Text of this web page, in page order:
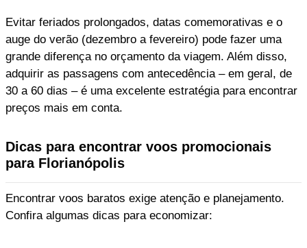
Evitar feriados prolongados, datas comemorativas e o
auge do verão (dezembro a fevereiro) pode fazer uma
grande diferença no orçamento da viagem. Além disso,
adquirir as passagens com antecedência – em geral, de
30 a 60 dias – é uma excelente estratégia para encontrar
preços mais em conta.
Dicas para encontrar voos promocionais
para Florianópolis
Encontrar voos baratos exige atenção e planejamento.
Confira algumas dicas para economizar: